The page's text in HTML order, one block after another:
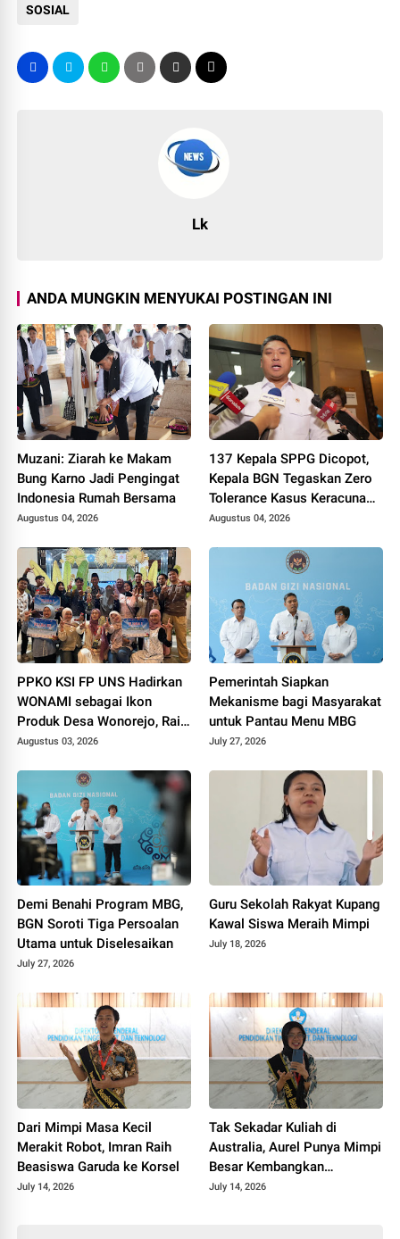
SOSIAL
Lk
ANDA MUNGKIN MENYUKAI POSTINGAN INI
Muzani: Ziarah ke Makam
Bung Karno Jadi Pengingat
Indonesia Rumah Bersama
Augustus 04, 2026
137 Kepala SPPG Dicopot,
Kepala BGN Tegaskan Zero
Tolerance Kasus Keracunan
MBG
Augustus 04, 2026
PPKO KSI FP UNS Hadirkan
WONAMI sebagai Ikon
Produk Desa Wonorejo, Raih
Tiga Penghargaan di
Augustus 03, 2026
Pemerintah Siapkan
Mekanisme bagi Masyarakat
untuk Pantau Menu MBG
July 27, 2026
Demi Benahi Program MBG,
BGN Soroti Tiga Persoalan
Utama untuk Diselesaikan
July 27, 2026
Guru Sekolah Rakyat Kupang
Kawal Siswa Meraih Mimpi
July 18, 2026
Dari Mimpi Masa Kecil
Merakit Robot, Imran Raih
Beasiswa Garuda ke Korsel
July 14, 2026
Tak Sekadar Kuliah di
Australia, Aurel Punya Mimpi
Besar Kembangkan
Pengobatan Kanker untuk
July 14, 2026